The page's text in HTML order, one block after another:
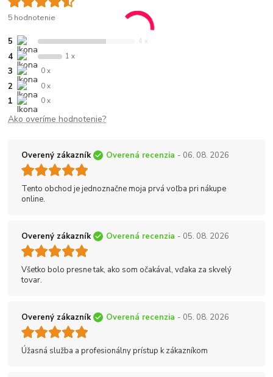
5 hodnotenie
5 4 x
4 1 x
3 0 x
2 0 x
1 0 x
Ako overíme hodnotenie?
Overený zákazník Overená recenzia - 06. 08. 2026
Tento obchod je jednoznačne moja prvá voľba pri nákupe
online.
Overený zákazník Overená recenzia - 05. 08. 2026
Všetko bolo presne tak, ako som očakával, vďaka za skvelý
tovar.
Overený zákazník Overená recenzia - 05. 08. 2026
Úžasná služba a profesionálny prístup k zákazníkom